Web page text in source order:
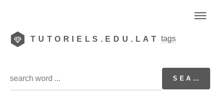
TUTORIELS.EDU.LAT tags